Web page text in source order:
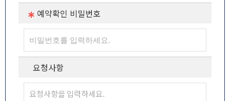
예약확인 비밀번호
요청사항